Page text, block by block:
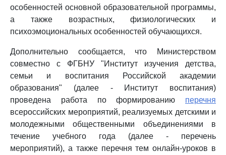
особенностей основной образовательной программы,
а также возрастных, физиологических и
психоэмоциональных особенностей обучающихся.
Дополнительно сообщается, что Министерством
совместно с ФГБНУ "Институт изучения детства,
семьи и воспитания Российской академии
образования" (далее - Институт воспитания)
проведена работа по формированию перечня
всероссийских мероприятий, реализуемых детскими и
молодежными общественными объединениями в
течение учебного года (далее - перечень
мероприятий), а также перечня тем онлайн-уроков в